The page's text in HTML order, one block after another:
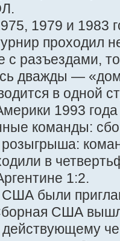
1979 и 1983
проходил
с разъездами,
дважды —
в одной
1993
команды:
в
1:2.
США были
США
действующему